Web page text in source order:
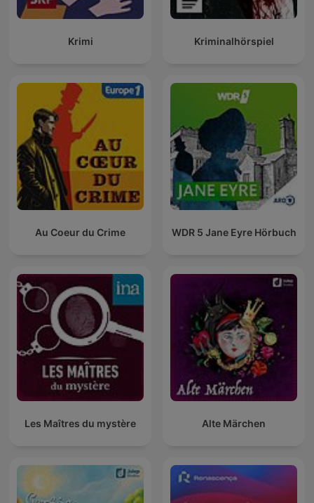
Krimi Kriminalhörspiel
Au Coeur du Crime WDR 5 Jane Eyre Hörbuch
Les Maîtres du mystère Alte Märchen